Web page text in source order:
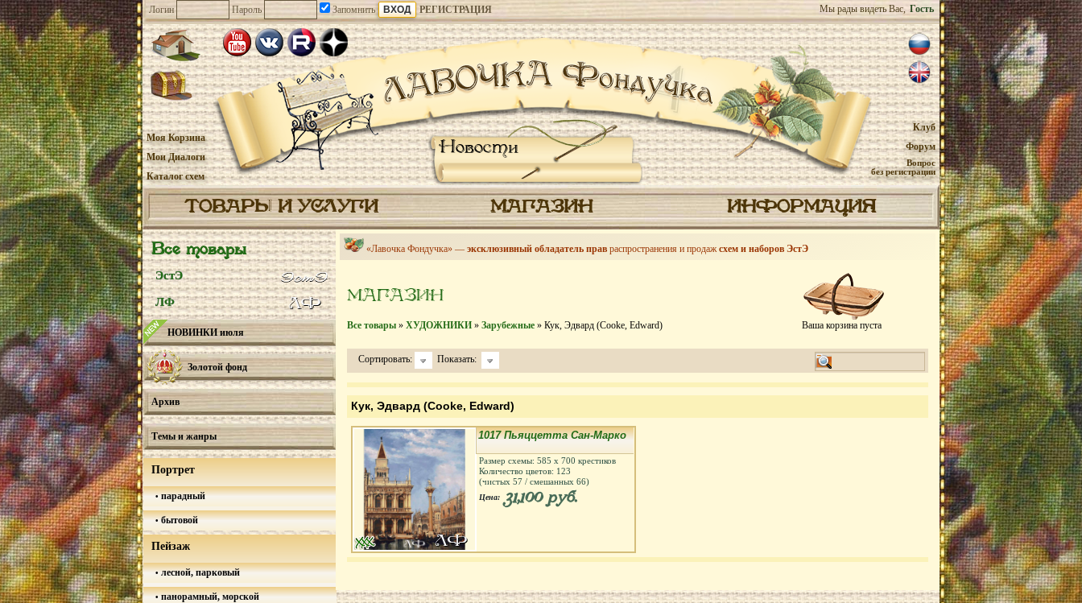
Логин Пароль Запомнить РЕГИСТРАЦИЯ Мы рады видеть Вас, Гость
Новости
Моя Корзина
Мои Диалоги
Каталог схем
Клуб
Форум
Вопрос
без регистрации
ТОВАРЫ И УСЛУГИ МАГАЗИН ИНФОРМАЦИЯ
Все товары
ЭстЭ
ЛФ
НОВИНКИ июля
Золотой фонд
Архив
Темы и жанры
Портрет
парадный
бытовой
Пейзаж
лесной, парковый
панорамный, морской
«Лавочка Фондучка» — эксклюзивный обладатель прав распространения и продажсхем и наборов ЭстЭ
Ваша корзина пуста
МАГАЗИН
Все товары » ХУДОЖНИКИ » Зарубежные » Кук, Эдвард (Cooke, Edward)
Сортировать: Показать:
Кук, Эдвард (Cooke, Edward)
1017 Пьяццетта Сан-Марко
Размер схемы: 585 х 700 крестиков
Количество цветов: 123
(чистых 57 / смешанных 66)
Цена: 31,100 руб.